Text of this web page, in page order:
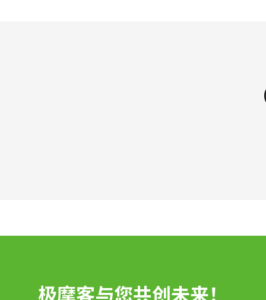
极摩客与您共创未来！